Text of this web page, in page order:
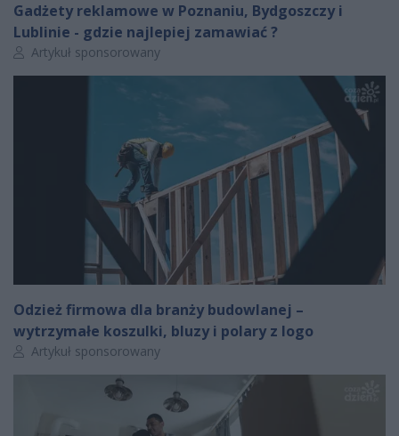
Gadżety reklamowe w Poznaniu, Bydgoszczy i
Lublinie - gdzie najlepiej zamawiać ?
Autor artykułu:
Artykuł sponsorowany
Odzież firmowa dla branży budowlanej –
wytrzymałe koszulki, bluzy i polary z logo
Autor artykułu:
Artykuł sponsorowany